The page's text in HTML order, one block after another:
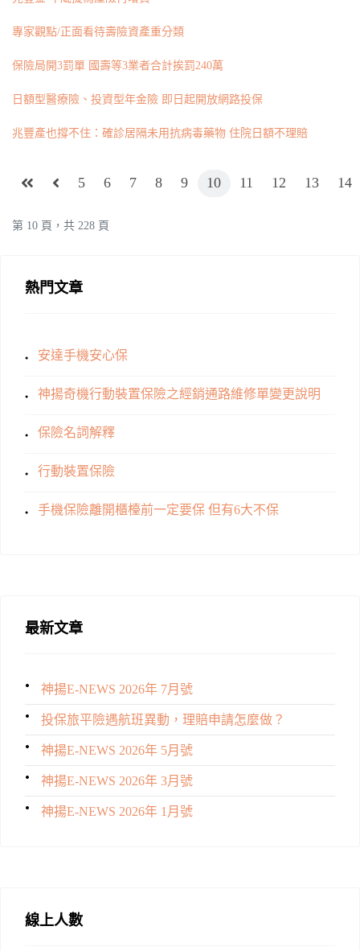
專家觀點/正面看待壽險資產重分類
保險局開3罰單 國壽等3業者合計挨罰240萬
日額型醫療險、投資型年金險 即日起開放網路投保
兆豐產也撐不住：確診居隔未用抗病毒藥物 住院日額不理賠
5 6 7 8 9 10 11 12 13 14
第 10 頁，共 228 頁
熱門文章
安達手機安心保
神揚奇機行動裝置保險之經銷通路維修單變更說明
保險名詞解釋
行動裝置保險
手機保險離開櫃檯前一定要保 但有6大不保
最新文章
神揚E-NEWS 2026年 7月號
投保旅平險遇航班異動，理賠申請怎麼做？
神揚E-NEWS 2026年 5月號
神揚E-NEWS 2026年 3月號
神揚E-NEWS 2026年 1月號
線上人數